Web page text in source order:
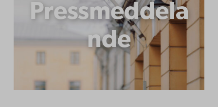
Pressmeddela
nde